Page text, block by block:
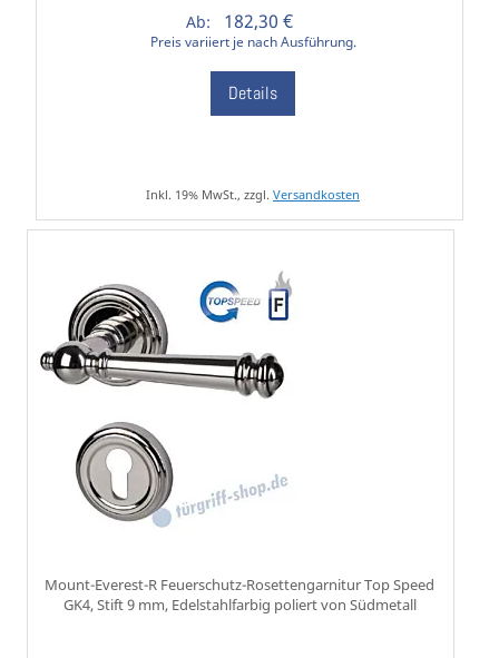
Ab: 182,30 €
Preis variiert je nach Ausführung.
Details
Inkl. 19% MwSt., zzgl. Versandkosten
Mount-Everest-R Feuerschutz-Rosettengarnitur Top Speed
GK4, Stift 9 mm, Edelstahlfarbig poliert von Südmetall